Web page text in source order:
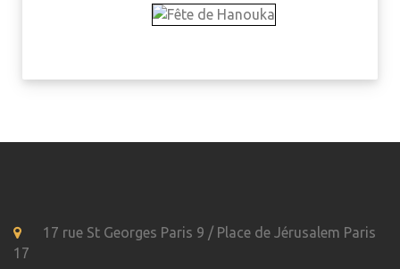
17 rue St Georges Paris 9 / Place de Jérusalem Paris
17